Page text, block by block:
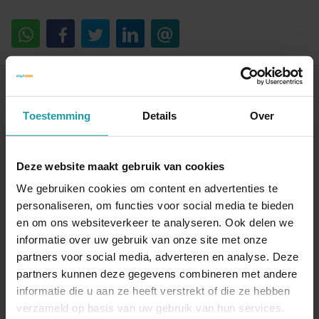
Toestemming Details Over
Deze website maakt gebruik van cookies
We gebruiken cookies om content en advertenties te
personaliseren, om functies voor social media te bieden
en om ons websiteverkeer te analyseren. Ook delen we
informatie over uw gebruik van onze site met onze
partners voor social media, adverteren en analyse. Deze
partners kunnen deze gegevens combineren met andere
informatie die u aan ze heeft verstrekt of die ze hebben
verzameld op basis van uw gebruik van hun services.
Schrijf je hieronder in voor onze maandelijkse
Naam*
E-mail adres*